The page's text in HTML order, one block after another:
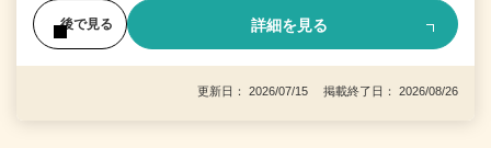
後で見る 詳細を見る
更新日： 2026/07/15 掲載終了日： 2026/08/26